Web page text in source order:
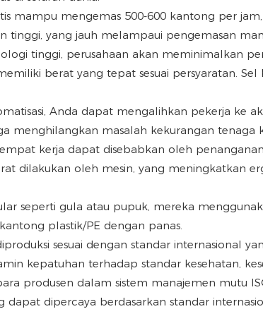
mampu mengemas 500-600 kantong per
yang jauh melampaui pengemasan
tinggi, perusahaan akan meminimalkan
berat yang tepat sesuai persyaratan.
Anda dapat mengalihkan pekerja ke
menghilangkan masalah kekurangan tenaga
kerja dapat disebabkan oleh
dilakukan oleh mesin, yang meningkatkan
seperti gula atau pupuk, mereka
plastik/PE dengan panas.
sesuai dengan standar internasional
kepatuhan terhadap standar kesehatan,
produsen dalam sistem manajemen mutu
dipercaya berdasarkan standar